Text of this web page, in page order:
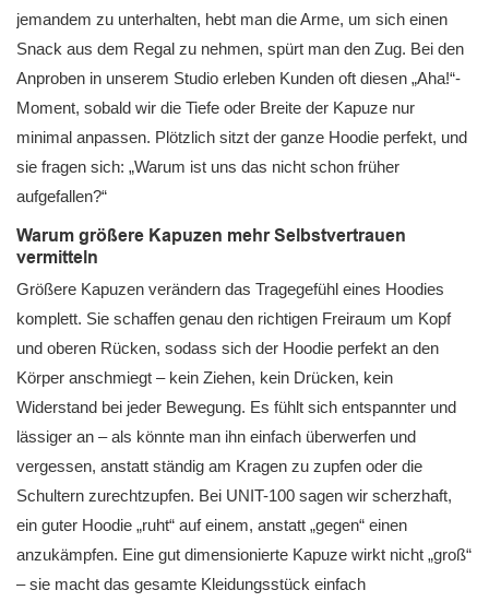
jemandem zu unterhalten, hebt man die Arme, um sich einen
Snack aus dem Regal zu nehmen, spürt man den Zug. Bei den
Anproben in unserem Studio erleben Kunden oft diesen „Aha!“-
Moment, sobald wir die Tiefe oder Breite der Kapuze nur
minimal anpassen. Plötzlich sitzt der ganze Hoodie perfekt, und
sie fragen sich: „Warum ist uns das nicht schon früher
aufgefallen?“
Warum größere Kapuzen mehr Selbstvertrauen
vermitteln
Größere Kapuzen verändern das Tragegefühl eines Hoodies
komplett. Sie schaffen genau den richtigen Freiraum um Kopf
und oberen Rücken, sodass sich der Hoodie perfekt an den
Körper anschmiegt – kein Ziehen, kein Drücken, kein
Widerstand bei jeder Bewegung. Es fühlt sich entspannter und
lässiger an – als könnte man ihn einfach überwerfen und
vergessen, anstatt ständig am Kragen zu zupfen oder die
Schultern zurechtzupfen. Bei UNIT-100 sagen wir scherzhaft,
ein guter Hoodie „ruht“ auf einem, anstatt „gegen“ einen
anzukämpfen. Eine gut dimensionierte Kapuze wirkt nicht „groß“
– sie macht das gesamte Kleidungsstück einfach